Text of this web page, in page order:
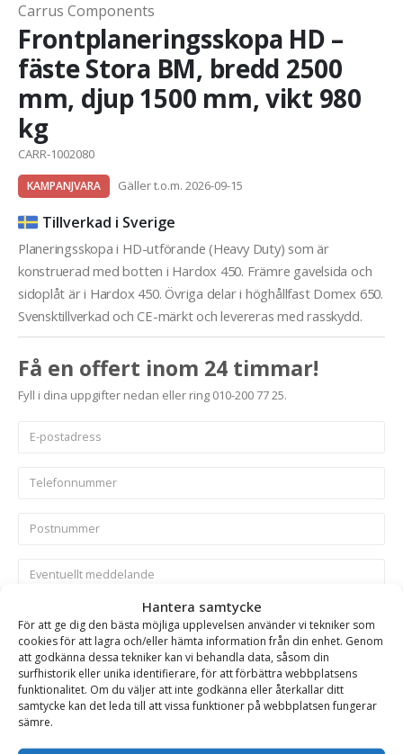
Hantera samtycke
För att ge dig den bästa möjliga upplevelsen använder vi tekniker som
cookies för att lagra och/eller hämta information från din enhet. Genom
att godkänna dessa tekniker kan vi behandla data, såsom din
surfhistorik eller unika identifierare, för att förbättra webbplatsens
funktionalitet. Om du väljer att inte godkänna eller återkallar ditt
samtycke kan det leda till att vissa funktioner på webbplatsen fungerar
sämre.
Carrus Components
Frontplaneringsskopa HD –
fäste Stora BM, bredd 2500
mm, djup 1500 mm, vikt 980
kg
CARR-1002080
KAMPANJVARA Gäller t.o.m. 2026-09-15
Tillverkad i Sverige
Planeringsskopa i HD-utförande (Heavy Duty) som är
konstruerad med botten i Hardox 450. Främre gavelsida och
sidoplåt är i Hardox 450. Övriga delar i höghållfast Domex 650.
Svensktillverkad och CE-märkt och levereras med rasskydd.
Få en offert inom 24 timmar!
Fyll i dina uppgifter nedan eller ring 010-200 77 25.
Skicka
Se alla produkter inom samma kategori
Hjullastare & Traktor Planeringsskopor på kampanj